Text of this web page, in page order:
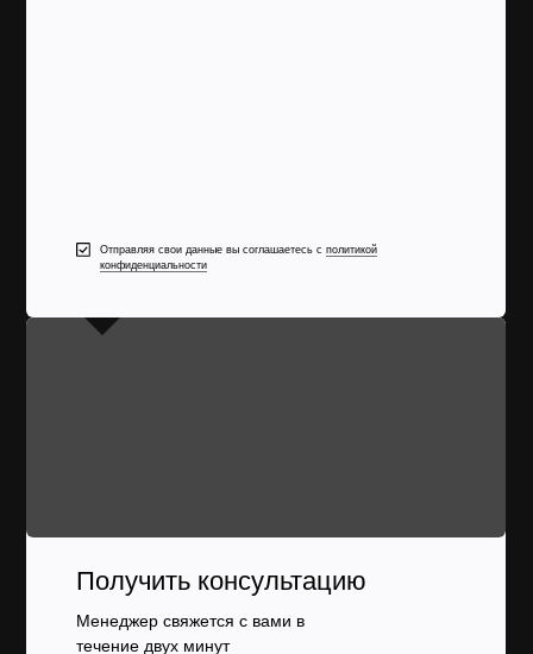
Отправляя свои данные вы соглашаетесь с политикой
конфиденциальности
Получить консультацию
Менеджер свяжется с вами в
течение двух минут